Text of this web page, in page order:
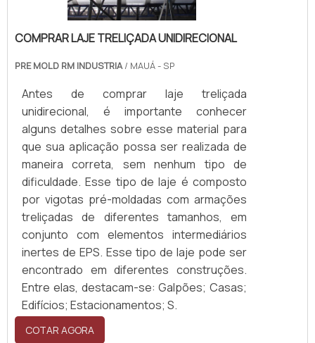
COMPRAR LAJE TRELIÇADA UNIDIRECIONAL
PRE MOLD RM INDUSTRIA/ MAUÁ - SP
Antes de comprar laje treliçada
unidirecional, é importante conhecer
alguns detalhes sobre esse material para
que sua aplicação possa ser realizada de
maneira correta, sem nenhum tipo de
dificuldade. Esse tipo de laje é composto
por vigotas pré-moldadas com armações
treliçadas de diferentes tamanhos, em
conjunto com elementos intermediários
inertes de EPS. Esse tipo de laje pode ser
encontrado em diferentes construções.
Entre elas, destacam-se: Galpões; Casas;
Edifícios; Estacionamentos; S.
COTAR AGORA